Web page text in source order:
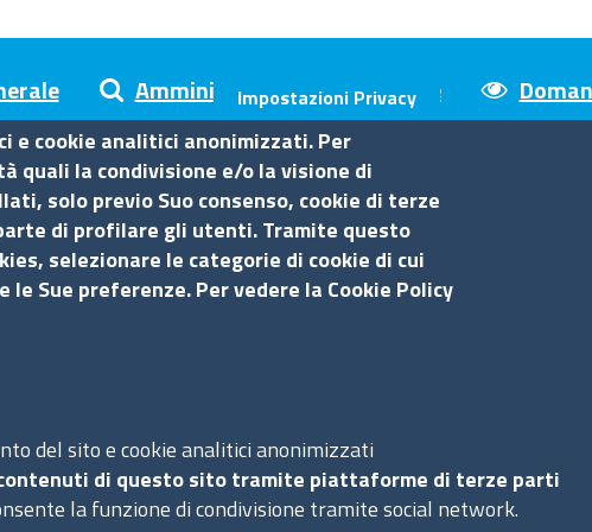
Amministrazione trasparente
Amministrazione trasparente
Procedimenti
Provvedimenti
Impostazioni Privacy
e cookie analitici anonimizzati. Per
quali la condivisione e/o la visione di
solo previo Suo consenso, cookie di terze
di profilare gli utenti. Tramite questo
selezionare le categorie di cookie di cui
Sue preferenze. Per vedere la Cookie Policy
del sito e cookie analitici anonimizzati
di questo sito tramite piattaforme di terze parti
la funzione di condivisione tramite social network.